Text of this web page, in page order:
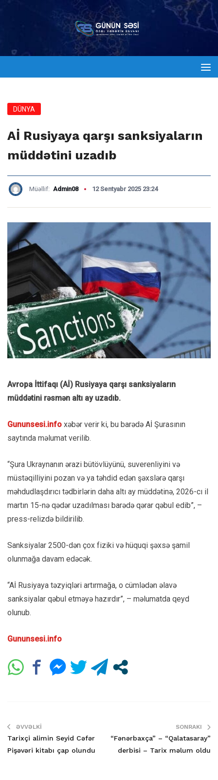
DÜNYA
Aİ Rusiyaya qarşı sanksiyaların
müddətini uzadıb
Müəllif: Admin08 12 Sentyabr 2025 23:24
Avropa İttifaqı (Aİ) Rusiyaya qarşı sanksiyaların
müddətini rəsmən altı ay uzadıb.
Gununsesi.info xəbər verir ki, bu barədə Aİ Şurasının
saytında məlumat verilib.
“Şura Ukraynanın ərazi bütövlüyünü, suverenliyini və
müstəqilliyini pozan və ya təhdid edən şəxslərə qarşı
məhdudlaşdırıcı tədbirlərin daha altı ay müddətinə, 2026-cı il
martın 15-nə qədər uzadılması barədə qərar qəbul edib”, –
press-relizdə bildirilib.
Sanksiyalar 2500-dən çox fiziki və hüquqi şəxsə şamil
olunmağa davam edəcək.
“Aİ Rusiyaya təzyiqləri artırmağa, o cümlədən əlavə
sanksiyalar qəbul etməyə hazırdır”, – məlumatda qeyd
olunub.
Gununsesi.info
ƏVVƏLKI
Tarixçi alimin Seyid Cəfər
Pişəvəri kitabı çap olundu
SONRAKI
“Fənərbaxça” – “Qalatasaray”
derbisi – Tarix məlum oldu